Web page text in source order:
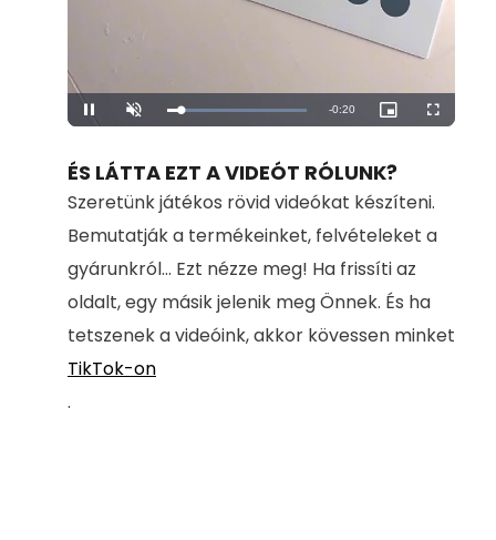
Pause Unmute Loaded:
100.00%
Remaining
-0:20
Picture-
in-
Fullscreen
ÉS LÁTTA EZT A VIDEÓT RÓLUNK?
Szeretünk játékos rövid videókat készíteni.
Bemutatják a termékeinket, felvételeket a
gyárunkról... Ezt nézze meg! Ha frissíti az
oldalt, egy másik jelenik meg Önnek. És ha
tetszenek a videóink, akkor kövessen minket
TikTok-on
.